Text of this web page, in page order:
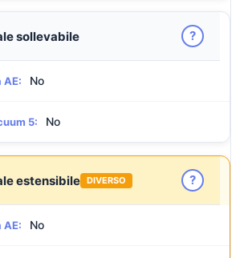
sollevabile ?
AE: No
5: No
estensibile DIVERSO ?
AE: No